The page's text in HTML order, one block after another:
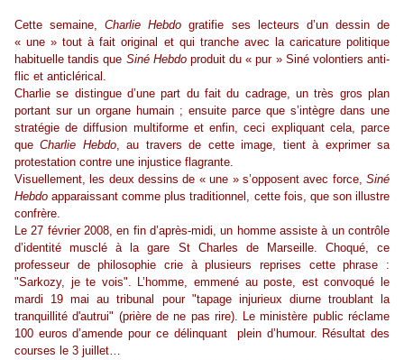
Cette semaine,Charlie Hebdo gratifie ses lecteurs d’un dessin de
« une » tout à fait original et qui tranche avec la caricature politique
habituelle tandis que Siné Hebdoproduit du « pur » Sinévolontiers anti-
flic et anticlérical.
Charlie se distingue d’une part du fait du cadrage, un très gros plan
portant sur un organe humain ; ensuite parce que s’intègre dans une
stratégie de diffusion multiforme et enfin, ceci expliquant cela, parce
queCharlie Hebdo, au travers de cette image, tient à exprimer sa
protestation contre une injustice flagrante.
Visuellement, les deux dessins de « une » s’opposent avec force, Siné
Hebdo apparaissant comme plus traditionnel, cette fois, que son illustre
confrère.
Le 27 février 2008, en fin d’après-midi, un homme assiste à un contrôle
d’identité musclé à la gare St Charles de Marseille. Choqué, ce
professeur de philosophie crie à plusieurs reprises cette phrase :
"Sarkozy, je te vois". L’homme, emmené au poste, est convoqué le
mardi 19 mai au tribunal pour "tapage injurieux diurne troublant la
tranquillité d'autrui" (prière de ne pas rire). Le ministère public réclame
100 euros d’amende pour ce délinquant plein d’humour. Résultat des
courses le 3 juillet…